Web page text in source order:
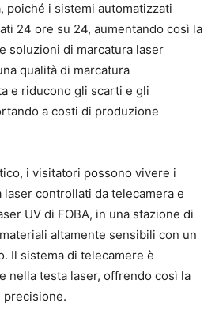
poiché i sistemi automatizzati
24 ore su 24, aumentando così la
soluzioni di marcatura laser
qualità di marcatura
e riducono gli scarti e gli
a costi di produzione
i visitatori possono vivere i
controllati da telecamera e
UV di FOBA, in una stazione di
altamente sensibili con un
Il sistema di telecamere è
nella testa laser, offrendo così la
precisione.